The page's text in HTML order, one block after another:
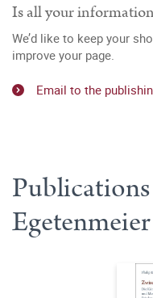
Is all your
We’d like to keep your
improve your page.
Email to the
Egetenmeier